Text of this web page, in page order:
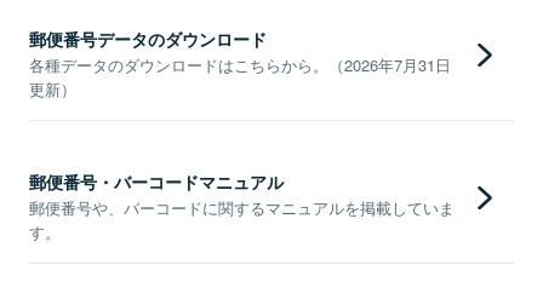
郵便番号データのダウンロード
各種データのダウンロードはこちらから。（2026年7月31日
更新）
郵便番号・バーコードマニュアル
郵便番号や、バーコードに関するマニュアルを掲載していま
す。